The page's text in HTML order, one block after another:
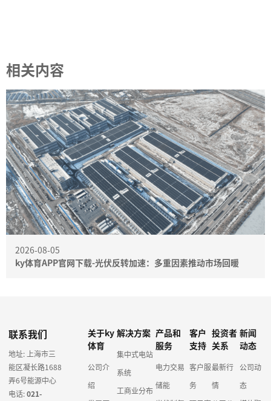
相关内容
2026-08-05
ky体育APP官网下载-光伏反转加速：多重因素推动市场回暖
联系我们
地址: 上海市三
能区凝长路1688
弄6号能源中心
电话:021-
关于ky
体育
公司介
绍
解决方案
集中式电站
系统
工商业分布
产品和
服务
电力交易
储能
客户
支持
客户服
务
投资者
关系
最新行
情
新闻
动态
公司动
态